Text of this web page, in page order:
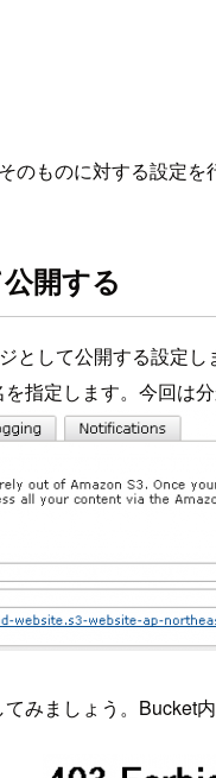
のものに対する設定を
開する
として公開する設定
指定します。今回は
みましょう。Bucket